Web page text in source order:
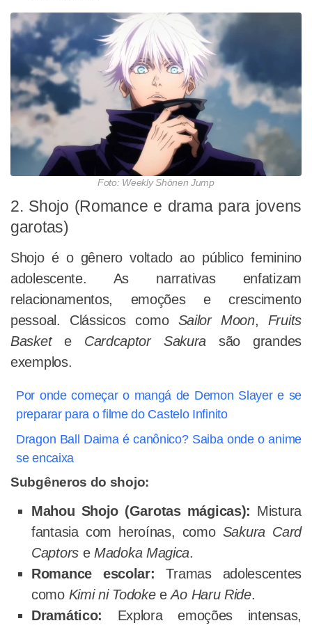
Foto: Weekly Shōnen Jump
2. Shojo (Romance e drama para jovens
garotas)
Shojo é o gênero voltado ao público feminino
adolescente. As narrativas enfatizam
relacionamentos, emoções e crescimento
pessoal. Clássicos como Sailor Moon, Fruits
Baskete Cardcaptor Sakura são grandes
exemplos.
Por onde começar o mangá de Demon Slayer e se
preparar para o filme do Castelo Infinito
Dragon Ball Daima é canônico? Saiba onde o anime
se encaixa
Subgêneros do shojo:
Mahou Shojo (Garotas mágicas): Mistura
fantasia com heroínas, como Sakura Card
Captorse Madoka Magica.
Romance escolar: Tramas adolescentes
como Kimi ni TodokeeAo Haru Ride.
Dramático: Explora emoções intensas,